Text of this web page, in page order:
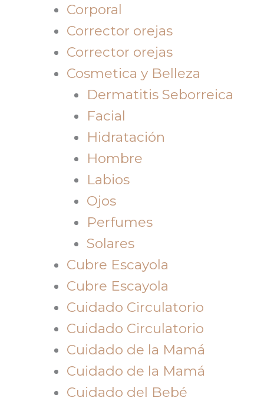
Corporal
Corrector orejas
Corrector orejas
Cosmetica y Belleza
Dermatitis Seborreica
Facial
Hidratación
Hombre
Labios
Ojos
Perfumes
Solares
Cubre Escayola
Cubre Escayola
Cuidado Circulatorio
Cuidado Circulatorio
Cuidado de la Mamá
Cuidado de la Mamá
Cuidado del Bebé